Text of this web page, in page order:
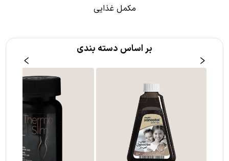
مکمل غذایی
بر اساس دسته بندی